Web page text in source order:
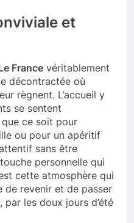
et
France véritablement
décontractée où
règnent. L’accueil y
se sentent
ce soit pour
ou pour un apéritif
sans être
personnelle qui
cette atmosphère qui
de revenir et de passer
par les doux jours d’été